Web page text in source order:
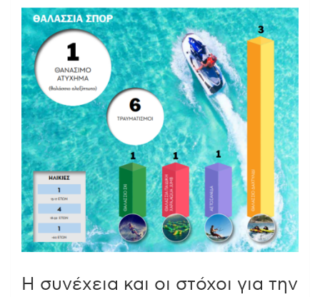
Η συνέχεια και οι στόχοι για την